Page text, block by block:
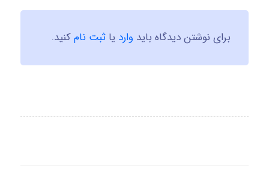
برای نوشتن دیدگاه باید وارد یا ثبت نامکنید.